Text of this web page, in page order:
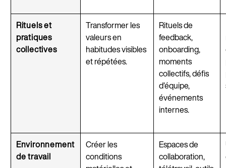
Rituels et
pratiques
collectives
Transformer les
valeurs en
habitudes visibles
et répétées.
Rituels de
feedback,
onboarding,
moments
collectifs, défis
d’équipe,
événements
internes.
Environnement
de travail
Créer les
conditions
Espaces de
collaboration,